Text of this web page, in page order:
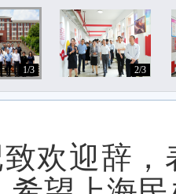
1/3 2/3
欢迎辞